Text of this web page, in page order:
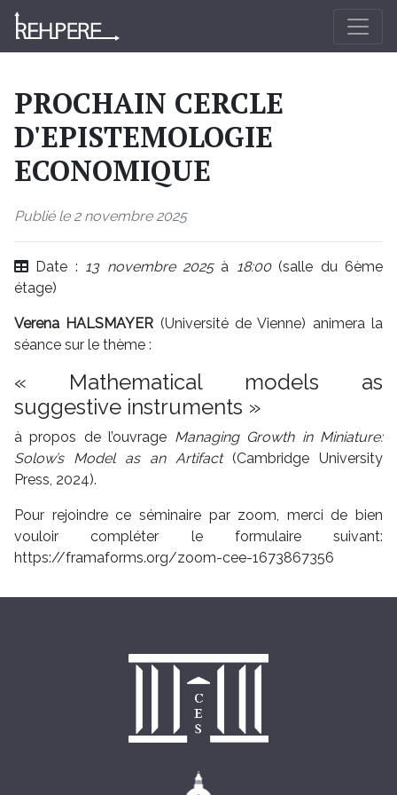
PROCHAIN CERCLE
D'EPISTEMOLOGIE
ECONOMIQUE
Publié le 2 novembre 2025
Date : 13 novembre 2025à 18:00(salle du 6ème
étage)
Verena HALSMAYER (Université de Vienne) animera la
séance sur le thème :
« Mathematical models as
suggestive instruments »
à propos de l’ouvrage Managing Growth in Miniature:
Solow’s Model as an Artifact(Cambridge University
Press, 2024).
Pour rejoindre ce séminaire par zoom, merci de bien
vouloir compléter le formulaire suivant:
https://framaforms.org/zoom-cee-1673867356